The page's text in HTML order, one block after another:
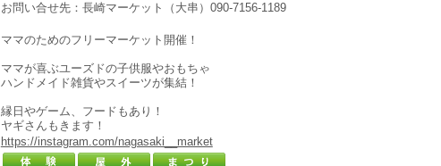
お問い合せ先：長崎マーケット（大串）090-7156-1189
ママのためのフリーマーケット開催！
ママが喜ぶユーズドの子供服やおもちゃ
ハンドメイド雑貨やスイーツが集結！
縁日やゲーム、フードもあり！
ヤギさんもきます！
https://instagram.com/nagasaki__market